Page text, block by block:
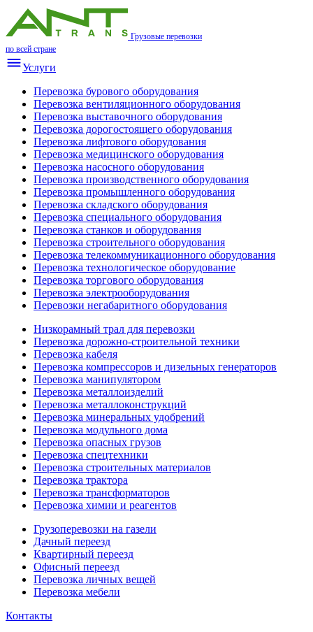
Грузовые перевозки
по всей стране
Услуги
Перевозка бурового оборудования
Перевозка вентиляционного оборудования
Перевозка выставочного оборудования
Перевозка дорогостоящего оборудования
Перевозка лифтового оборудования
Перевозка медицинского оборудования
Перевозка насосного оборудования
Перевозка производственного оборудования
Перевозка промышленного оборудования
Перевозка складского оборудования
Перевозка специального оборудования
Перевозка станков и оборудования
Перевозка строительного оборудования
Перевозка телекоммуникационного оборудования
Перевозка технологическое оборудование
Перевозка торгового оборудования
Перевозка электрооборудования
Перевозки негабаритного оборудования
Низкорамный трал для перевозки
Перевозка дорожно-строительной техники
Перевозка кабеля
Перевозка компрессоров и дизельных генераторов
Перевозка манипулятором
Перевозка металлоизделий
Перевозка металлоконструкций
Перевозка минеральных удобрений
Перевозка модульного дома
Перевозка опасных грузов
Перевозка спецтехники
Перевозка строительных материалов
Перевозка трактора
Перевозка трансформаторов
Перевозка химии и реагентов
Грузоперевозки на газели
Дачный переезд
Квартирный переезд
Офисный переезд
Перевозка личных вещей
Перевозка мебели
Контакты